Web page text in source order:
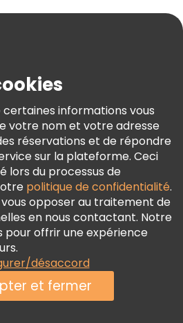
Mentions Légales
Cookies
certaines informations vous
votre nom et votre adresse
réservations et de répondre
sur la plateforme. Ceci
lors du processus de
politique de confidentialité.
opposer au traitement de
en nous contactant. Notre
pour offrir une expérience
désaccord
et fermer